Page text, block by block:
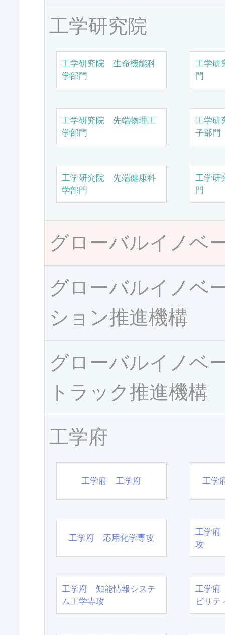
工学研究院
工学研究院 生命機能科
学部門
工学研
門
工学研究院 先端物理工
学部門
工学研
子部門
工学研究院 先端健康科
学部門
工学研
門
グローバルイノベ
グローバルイノベ
ション推進機構
グローバルイノベ
トラック推進機構
工学府
工学府 工学府 工学
工学府 応用化学専攻
工学府
攻
工学府 知能情報システ
ム工学専攻
工学府
ビリテ